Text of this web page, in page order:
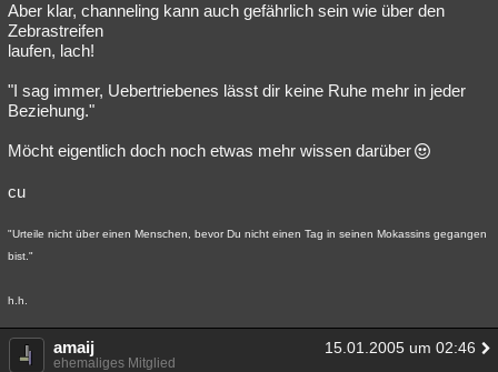
Aber klar, channeling kann auch gefährlich sein wie über den
Zebrastreifen
laufen, lach!
"I sag immer, Uebertriebenes lässt dir keine Ruhe mehr in jeder
Beziehung."
Möcht eigentlich doch noch etwas mehr wissen darüber
cu
"Urteile nicht über einen Menschen, bevor Du nicht einen Tag in seinen Mokassins gegangen
bist."
h.h.
amaij 15.01.2005 um 02:46
ehemaliges Mitglied